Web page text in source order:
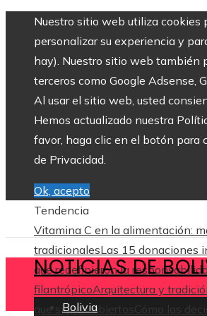
Nuestro sitio web utiliza cookies
personalizar su experiencia y
hay). Nuestro sitio web también
terceros como Google Adsense,
Al usar el sitio web, usted
Hemos actualizado nuestra
favor, haga clic en el botón para
de Privacidad.
Ok, acepto
Tendencia
Vitamina C en la alimentación:
tradicionalesLas 15 donaciones
que redefinieron la
filantrópicoArquitectura y
que siguen abiertos
Cómo las
NOTICIAS DE
Bolivia